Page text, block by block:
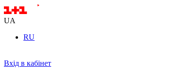
UA
RU
Вхід в кабінет